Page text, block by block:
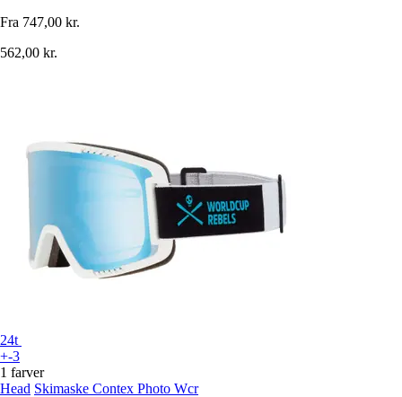
Fra 747,00 kr.
562,00 kr.
24t
+-3
1 farver
Head Skimaske Contex Photo Wcr